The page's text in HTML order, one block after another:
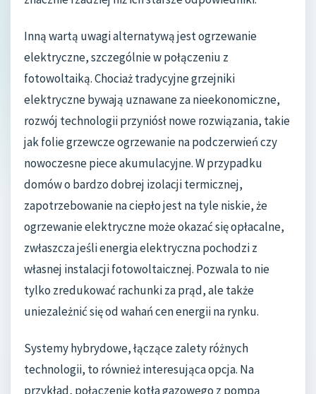
Inną wartą uwagi alternatywą jest ogrzewanie
elektryczne, szczególnie w połączeniu z
fotowoltaiką. Chociaż tradycyjne grzejniki
elektryczne bywają uznawane za nieekonomiczne,
rozwój technologii przyniósł nowe rozwiązania, takie
jak folie grzewcze ogrzewanie na podczerwień czy
nowoczesne piece akumulacyjne. W przypadku
domów o bardzo dobrej izolacji termicznej,
zapotrzebowanie na ciepło jest na tyle niskie, że
ogrzewanie elektryczne może okazać się opłacalne,
zwłaszcza jeśli energia elektryczna pochodzi z
własnej instalacji fotowoltaicznej. Pozwala to nie
tylko zredukować rachunki za prąd, ale także
uniezależnić się od wahań cen energii na rynku.
Systemy hybrydowe, łączące zalety różnych
technologii, to również interesująca opcja. Na
przykład, połączenie kotła gazowego z pompą